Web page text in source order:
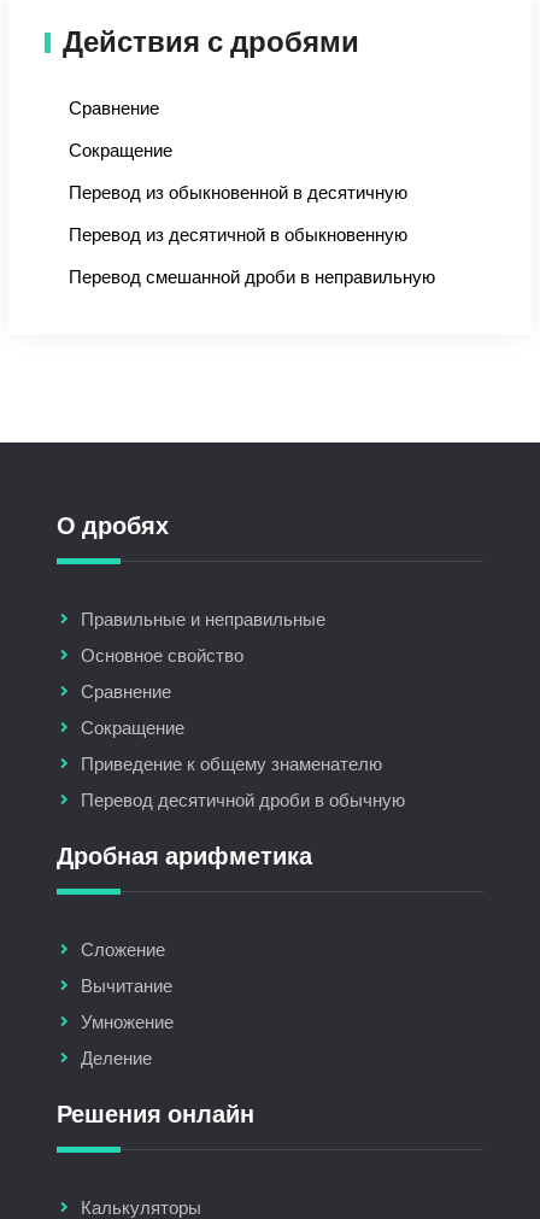
Действия с дробями
Сравнение
Сокращение
Перевод из обыкновенной в десятичную
Перевод из десятичной в обыкновенную
Перевод смешанной дроби в неправильную
О дробях
Правильные и неправильные
Основное свойство
Сравнение
Сокращение
Приведение к общему знаменателю
Перевод десятичной дроби в обычную
Дробная арифметика
Сложение
Вычитание
Умножение
Деление
Решения онлайн
Калькуляторы